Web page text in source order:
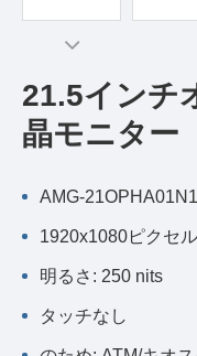
21.5インチ
晶モニター
AMG-21OPHA01N1
1920x1080ピクセル
明るさ: 250 nits
タッチなし